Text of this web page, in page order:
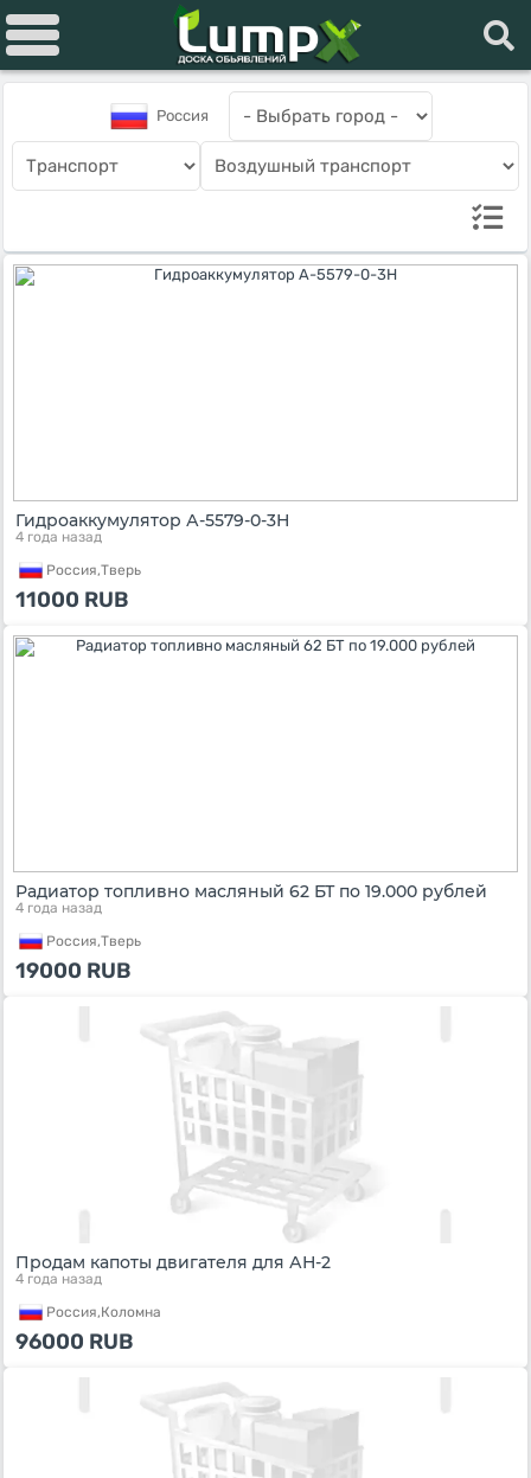
Россия
Гидроаккумулятор А-5579-0-3Н
4 года назад
Россия,Тверь
11000 RUB
Радиатор топливно масляный 62 БТ по 19.000 рублей
4 года назад
Россия,Тверь
19000 RUB
Продам капоты двигателя для АН-2
4 года назад
Россия,Коломна
96000 RUB